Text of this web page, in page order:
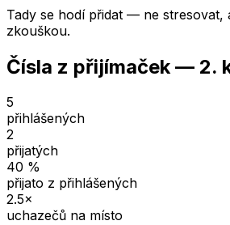
Tady se hodí přidat — ne
zkouškou.
Čísla z přijímaček — 2.
5
přihlášených
2
přijatých
40 %
přijato z přihlášených
2.5×
uchazečů na místo